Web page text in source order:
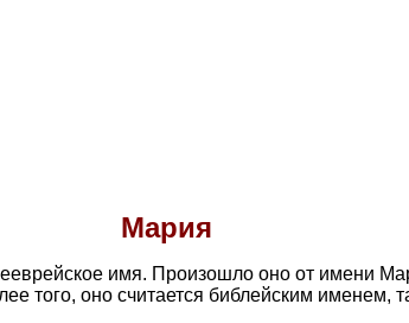
Мария
имя. Произошло оно от имени
того, оно считается библейским именем,